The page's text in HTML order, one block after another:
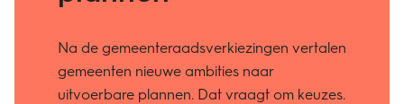
Na de gemeenteraadsverkiezingen vertalen
gemeenten nieuwe ambities naar
uitvoerbare plannen. Dat vraagt om keuzes.